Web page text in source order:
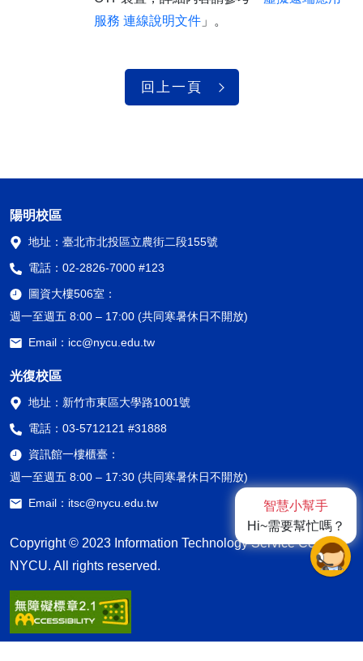
服務 連線說明文件 」。
回上一頁
陽明校區
地址： 臺北市北投區立農街二段155號
電話： 02-2826-7000 #123
圖資大樓506室：
週一至週五 8:00 – 17:00 (共同寒暑休日不開放)
Email： icc@nycu.edu.tw
光復校區
地址： 新竹市東區大學路1001號
電話： 03-5712121 #31888
資訊館一樓櫃臺：
週一至週五 8:00 – 17:30 (共同寒暑休日不開放)
Email： itsc@nycu.edu.tw
Copyright © 2023 Information Technology Service Center,
NYCU. All rights reserved.
智慧小幫手
Hi~需要幫忙嗎？